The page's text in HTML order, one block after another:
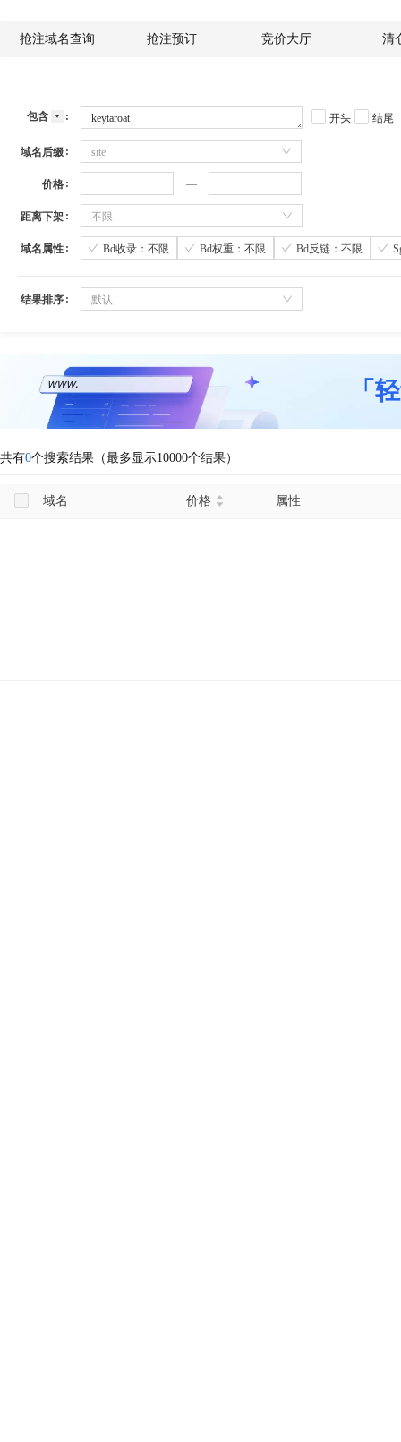
抢注域名查询 抢注预订 竞价大厅 清
包含 开头 结尾
域名后缀 site
价格
距离下架 不限
域名属性 Bd收录：不限 Bd权重：不限 Bd反链：不限
结果排序 默认
「
共有0个搜索结果（最多显示10000个结果）
域名 价格 属性